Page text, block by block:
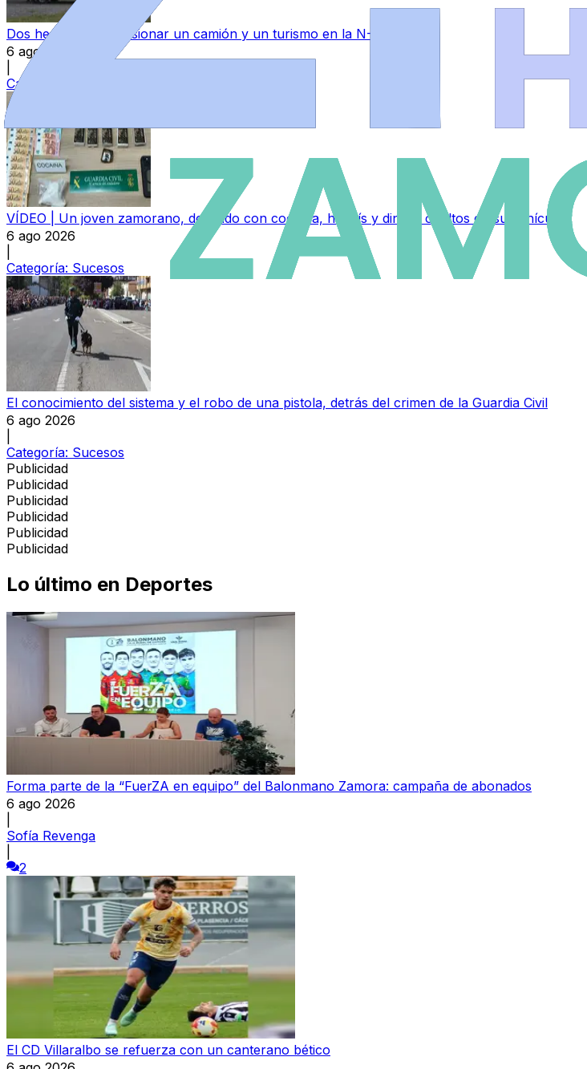
Dos heridos tras colisionar un camión y un turismo en la N-525
6 ago 2026
Categoría:
VÍDEO | Un joven zamorano, detenido con cocaína, hachís y dinero ocultos en su vehículo
6 ago 2026
Categoría: Sucesos
El conocimiento del sistema y el robo de una pistola, detrás del crimen de la Guardia Civil
6 ago 2026
Categoría: Sucesos
Publicidad
Publicidad
Publicidad
Publicidad
Publicidad
Publicidad
Lo último en Deportes
Forma parte de la “FuerZA en equipo” del Balonmano Zamora: campaña de abonados
6 ago 2026
Sofía Revenga
2
El CD Villaralbo se refuerza con un canterano bético